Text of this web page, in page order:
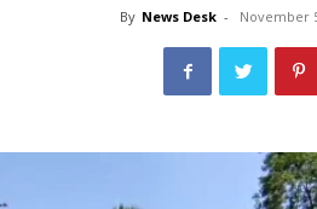
By News Desk - November